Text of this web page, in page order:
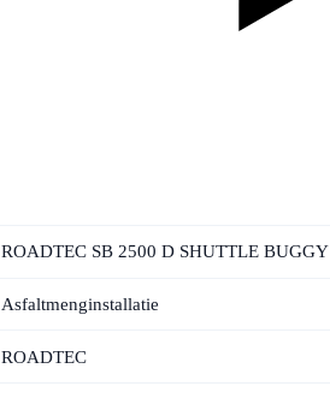
ROADTEC SB 2500 D SHUTTLE BUGGY
Asfaltmenginstallatie
ROADTEC